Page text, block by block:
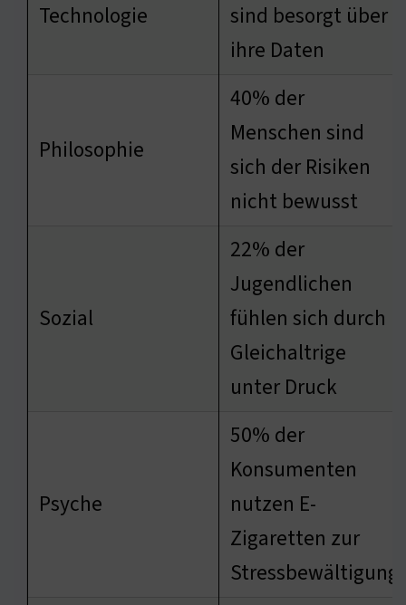
Technologie
sind besorgt über
ihre Daten
Philosophie
40% der
Menschen sind
sich der Risiken
nicht bewusst
Sozial
22% der
Jugendlichen
fühlen sich durch
Gleichaltrige
unter Druck
Psyche
50% der
Konsumenten
nutzen E-
Zigaretten zur
Stressbewältigung